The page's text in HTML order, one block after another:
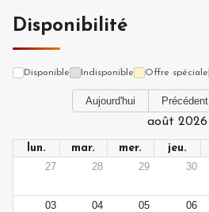
Disponibilité
Disponible Indisponible Offre spéciale
Aujourd'hui Précédent
août 2026
lun. mar. mer. jeu.
27
28 29 30
03 04 05 06